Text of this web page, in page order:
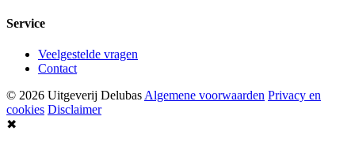
Service
Veelgestelde vragen
Contact
© 2026 Uitgeverij DelubasAlgemene voorwaarden Privacy en
cookies Disclaimer
✖